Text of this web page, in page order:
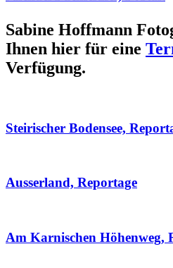
Sabine Hoffmann
Ihnen hier für eine
Verfügung.
Steirischer Bodensee,
Ausserland, Reportage
Am Karnischen Höhenweg,